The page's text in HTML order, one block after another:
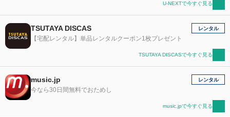
U-NEXTで今すぐ見る
TSUTAYA DISCAS
【宅配レンタル】単品レンタルクーポン1枚プレゼント
レンタル
TSUTAYA DISCASで今すぐ見る
music.jp
今なら30日間無料でおためし
レンタル
music.jpで今すぐ見る